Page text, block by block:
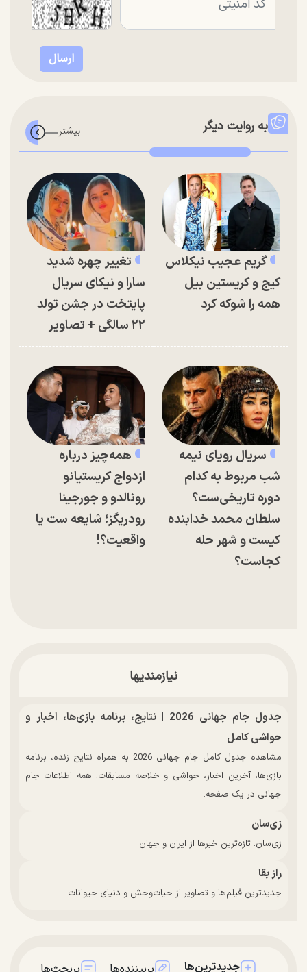
به روایت دیگر
گریم عجیب نیکلاس
کیج و کریستین بیل
همه را شوکه کرد
تغییر چهره شدید
سارا و نیکای سریال
پایتخت در جشن تولد
۲۲ سالگی + تصاویر
سریال رویای نیمه
شب مربوط به کدام
دوره تاریخی‌ست؟
سلطان محمد خدابنده
کیست و شهر حله
کجاست؟
همه‌چیز درباره
ازدواج کریستیانو
رونالدو و جورجینا
رودریگز؛ شایعه ست یا
واقعیت؟!
نیازمندیها
جدول جام جهانی 2026 | نتایج، برنامه بازی‌ها، اخبار و
حواشی کامل
مشاهده جدول کامل جام جهانی 2026 به همراه نتایج زنده، برنامه
بازی‌ها، آخرین اخبار، حواشی و خلاصه مسابقات. همه اطلاعات جام
جهانی در یک صفحه.
زی‌سان
زی‌سان: تازه‌ترین خبرها از ایران و جهان
راز بقا
جدیدترین فیلم‌ها و تصاویر از حیات‌وحش و دنیای حیوانات
جدیدترین‌ها